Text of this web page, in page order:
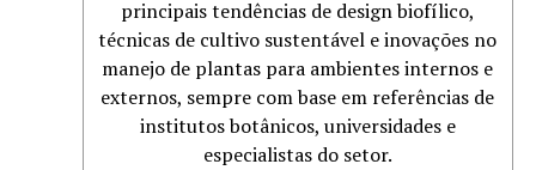
principais tendências de design biofílico,
técnicas de cultivo sustentável e inovações no
manejo de plantas para ambientes internos e
externos, sempre com base em referências de
institutos botânicos, universidades e
especialistas do setor.